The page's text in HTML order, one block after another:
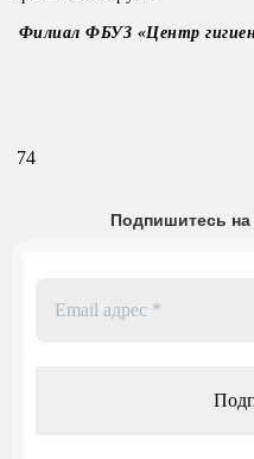
Филиал ФБУЗ «Центр
74
Подпишитесь